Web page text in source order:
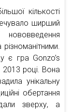
кількості
ширший
нововведення
є гра Gonzo’s
2013 році. Вона
унікальну
обертання
зверху, а